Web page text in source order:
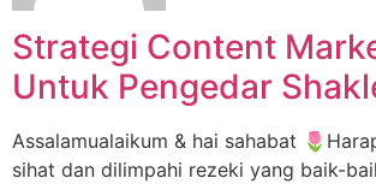
Strategi Content
Untuk Pengedar
Assalamualaikum & hai sahabat
sihat dan dilimpahi rezeki yang baik-